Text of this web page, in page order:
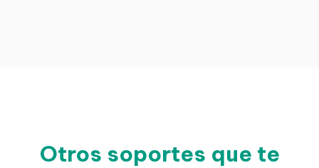
Otros soportes que te